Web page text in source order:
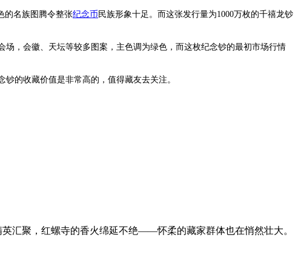
的名族图腾令整张纪念币 民族形象十足。而这张发行量为1000万枚的千禧龙钞
，会徽、天坛等较多图案，主色调为绿色，而这枚纪念钞的最初市场行情
的收藏价值是非常高的，值得藏友去关注。
汇聚，红螺寺的香火绵延不绝——怀柔的藏家群体也在悄然壮大。